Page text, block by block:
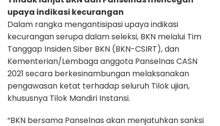
upaya indikasi kecurangan
Dalam rangka mengantisipasi upaya indikasi
kecurangan serupa dalam seleksi, BKN melalui Tim
Tanggap Insiden Siber BKN (BKN-CSIRT), dan
Kementerian/Lembaga anggota Panselnas CASN
2021 secara berkesinambungan melaksanakan
pengawasan ketat terhadap seluruh Tilok ujian,
khususnya Tilok Mandiri Instansi.
“BKN bersama Panselnas akan menjatuhkan sanksi